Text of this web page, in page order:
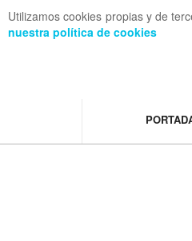
Utilizamos cookies propias y de
nuestra política de cookies